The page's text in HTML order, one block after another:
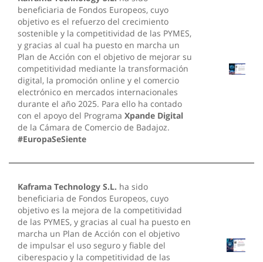
beneficiaria de Fondos Europeos, cuyo
objetivo es el refuerzo del crecimiento
sostenible y la competitividad de las PYMES,
y gracias al cual ha puesto en marcha un
Plan de Acción con el objetivo de mejorar su
competitividad mediante la transformación
digital, la promoción online y el comercio
electrónico en mercados internacionales
durante el año 2025. Para ello ha contado
con el apoyo del Programa Xpande Digital
de la Cámara de Comercio de Badajoz.
#EuropaSeSiente
Kaframa Technology S.L. ha sido
beneficiaria de Fondos Europeos, cuyo
objetivo es la mejora de la competitividad
de las PYMES, y gracias al cual ha puesto en
marcha un Plan de Acción con el objetivo
de impulsar el uso seguro y fiable del
ciberespacio y la competitividad de las